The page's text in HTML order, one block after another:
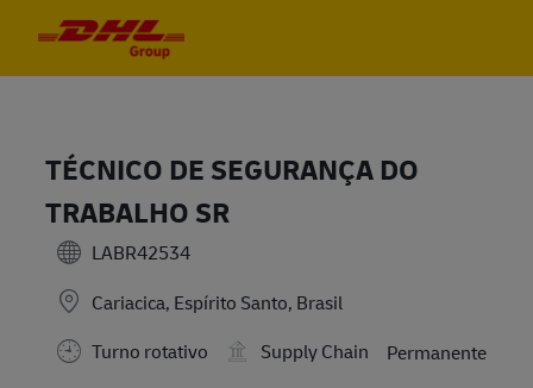
TÉCNICO DE SEGURANÇA DO
TRABALHO SR
LABR42534
Cariacica, Espírito Santo, Brasil
Turno rotativo
Supply Chain Permanente